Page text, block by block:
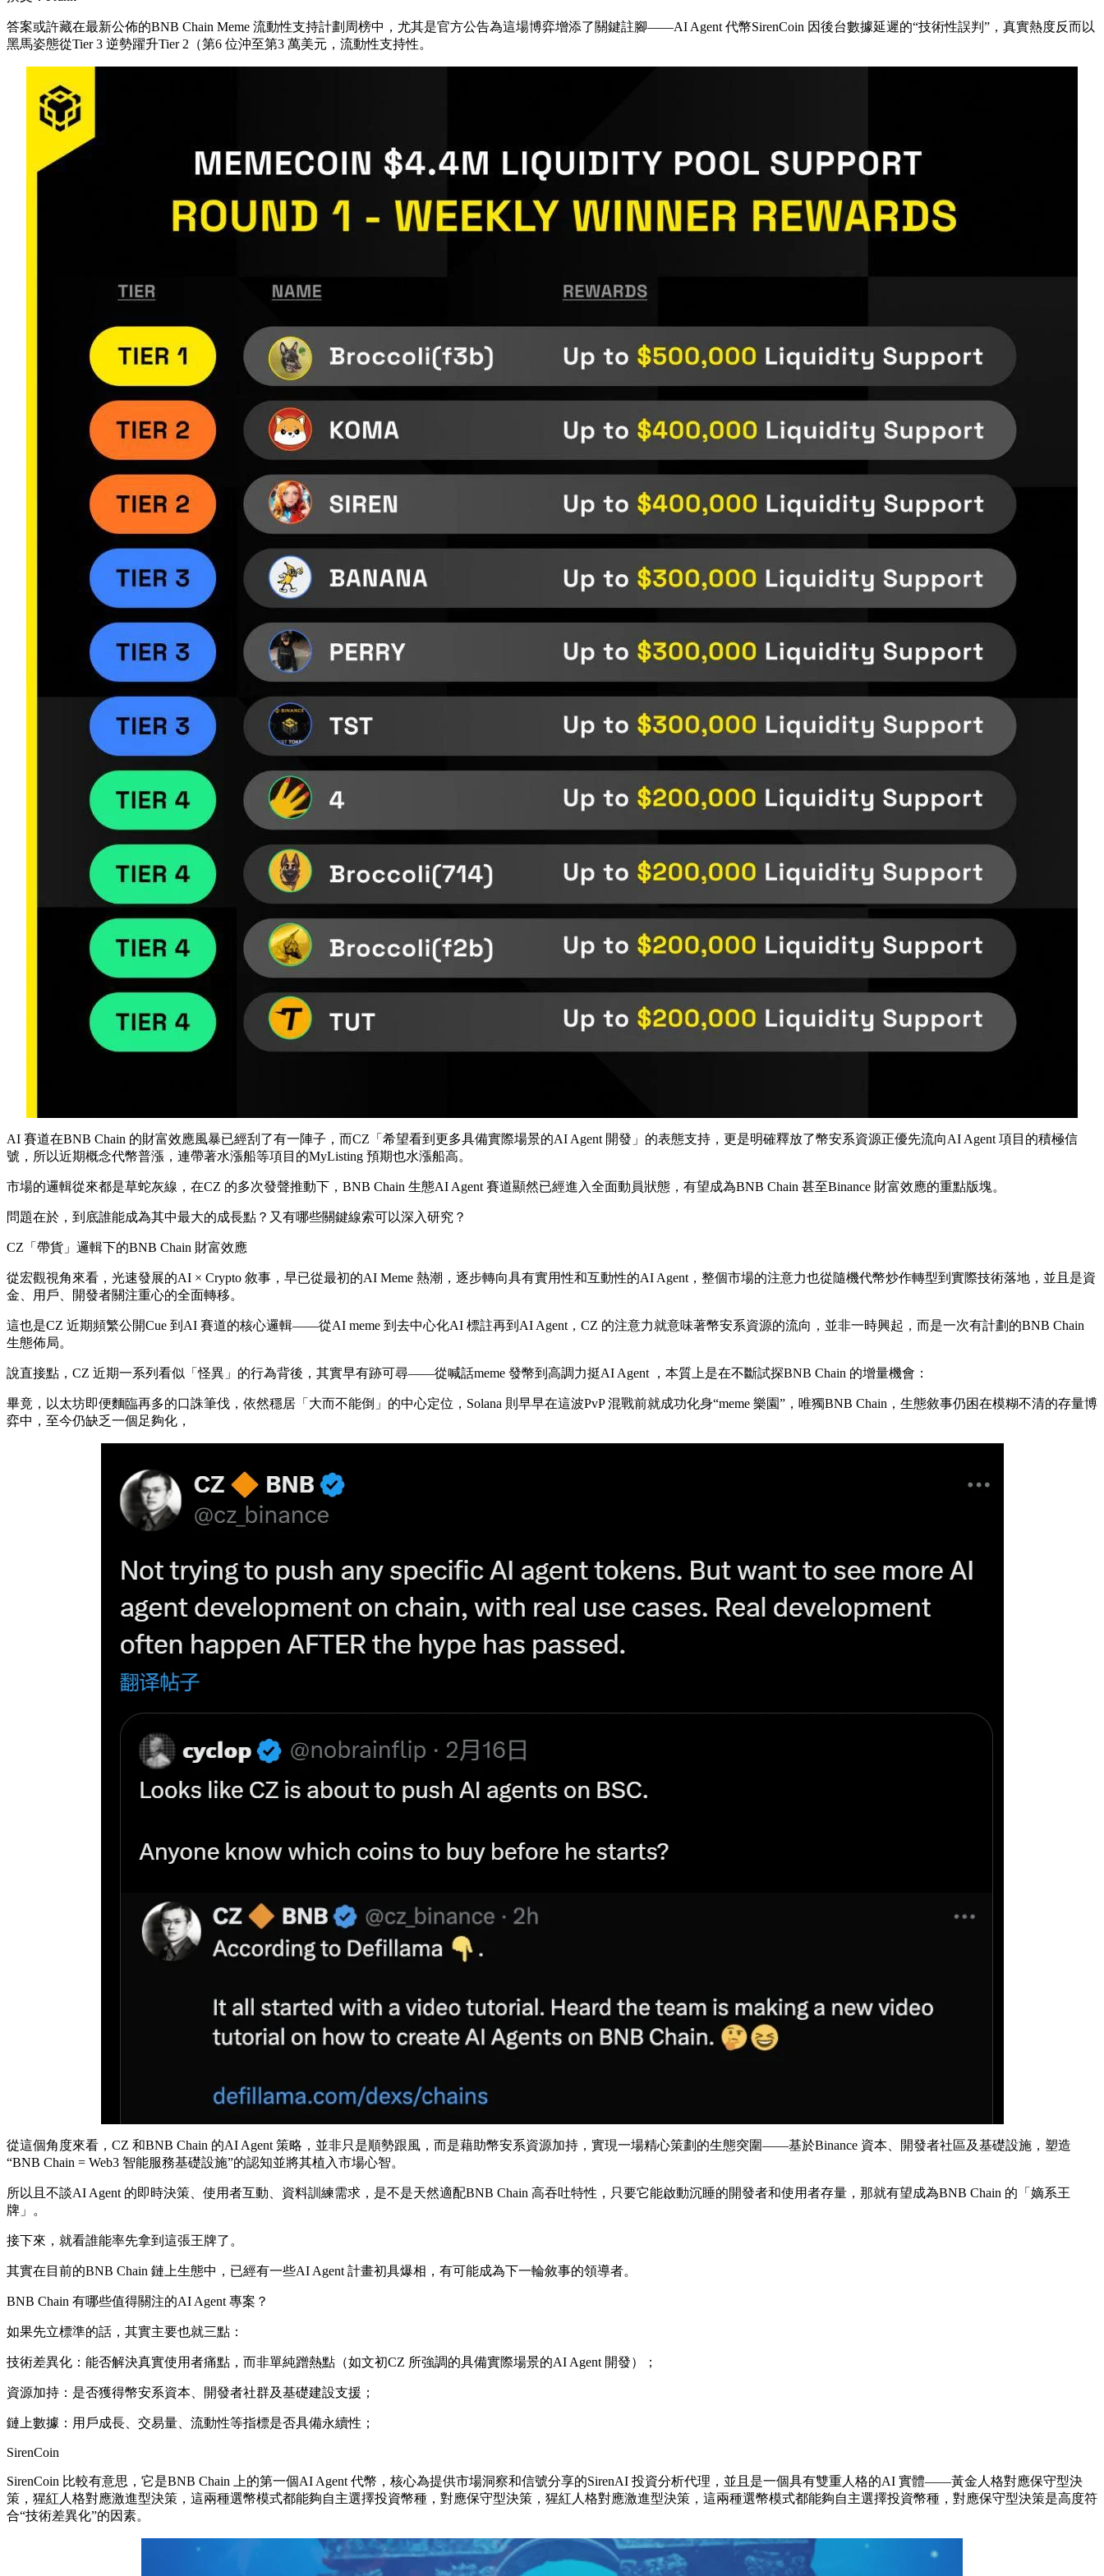
答案或許藏在最新公佈的BNB Chain Meme 流動性支持計劃周榜中，尤其是官方公告為這場博弈增添了關鍵註腳——AI Agent 代幣SirenCoin 因後台數據延遲的“技術性誤判”，真實熱度反而以
黑馬姿態從Tier 3 逆勢躍升Tier 2（第6 位沖至第3 萬美元，流動性支持性。
AI 賽道在BNB Chain 的財富效應風暴已經刮了有一陣子，而CZ「希望看到更多具備實際場景的AI Agent 開發」的表態支持，更是明確釋放了幣安系資源正優先流向AI Agent 項目的積極信
號，所以近期概念代幣普漲，連帶著水漲船等項目的MyListing 預期也水漲船高。
市場的邏輯從來都是草蛇灰線，在CZ 的多次發聲推動下，BNB Chain 生態AI Agent 賽道顯然已經進入全面動員狀態，有望成為BNB Chain 甚至Binance 財富效應的重點版塊。
問題在於，到底誰能成為其中最大的成長點？又有哪些關鍵線索可以深入研究？
CZ「帶貨」邏輯下的BNB Chain 財富效應
從宏觀視角來看，光速發展的AI × Crypto 敘事，早已從最初的AI Meme 熱潮，逐步轉向具有實用性和互動性的AI Agent，整個市場的注意力也從隨機代幣炒作轉型到實際技術落地，並且是資
金、用戶、開發者關注重心的全面轉移。
這也是CZ 近期頻繁公開Cue 到AI 賽道的核心邏輯——從AI meme 到去中心化AI 標註再到AI Agent，CZ 的注意力就意味著幣安系資源的流向，並非一時興起，而是一次有計劃的BNB Chain
生態佈局。
說直接點，CZ 近期一系列看似「怪異」的行為背後，其實早有跡可尋——從喊話meme 發幣到高調力挺AI Agent ，本質上是在不斷試探BNB Chain 的增量機會：
畢竟，以太坊即便麵臨再多的口誅筆伐，依然穩居「大而不能倒」的中心定位，Solana 則早早在這波PvP 混戰前就成功化身“meme 樂園”，唯獨BNB Chain，生態敘事仍困在模糊不清的存量博
弈中，至今仍缺乏一個足夠化，
從這個角度來看，CZ 和BNB Chain 的AI Agent 策略，並非只是順勢跟風，而是藉助幣安系資源加持，實現一場精心策劃的生態突圍——基於Binance 資本、開發者社區及基礎設施，塑造
“BNB Chain = Web3 智能服務基礎設施”的認知並將其植入市場心智。
所以且不談AI Agent 的即時決策、使用者互動、資料訓練需求，是不是天然適配BNB Chain 高吞吐特性，只要它能啟動沉睡的開發者和使用者存量，那就有望成為BNB Chain 的「嫡系王
牌」。
接下來，就看誰能率先拿到這張王牌了。
其實在目前的BNB Chain 鏈上生態中，已經有一些AI Agent 計畫初具爆相，有可能成為下一輪敘事的領導者。
BNB Chain 有哪些值得關注的AI Agent 專案？
如果先立標準的話，其實主要也就三點：
技術差異化：能否解決真實使用者痛點，而非單純蹭熱點（如文初CZ 所強調的具備實際場景的AI Agent 開發）；
資源加持：是否獲得幣安系資本、開發者社群及基礎建設支援；
鏈上數據：用戶成長、交易量、流動性等指標是否具備永續性；
SirenCoin
SirenCoin 比較有意思，它是BNB Chain 上的第一個AI Agent 代幣，核心為提供市場洞察和信號分享的SirenAI 投資分析代理，並且是一個具有雙重人格的AI 實體——黃金人格對應保守型決
策，猩紅人格對應激進型決策，這兩種選幣模式都能夠自主選擇投資幣種，對應保守型決策，猩紅人格對應激進型決策，這兩種選幣模式都能夠自主選擇投資幣種，對應保守型決策是高度符
合“技術差異化”的因素。